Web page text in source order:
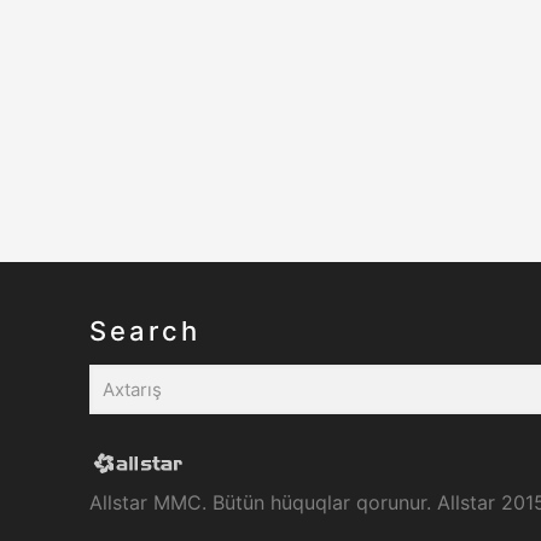
Search
Allstar MMC. Bütün hüquqlar qorunur. Allstar